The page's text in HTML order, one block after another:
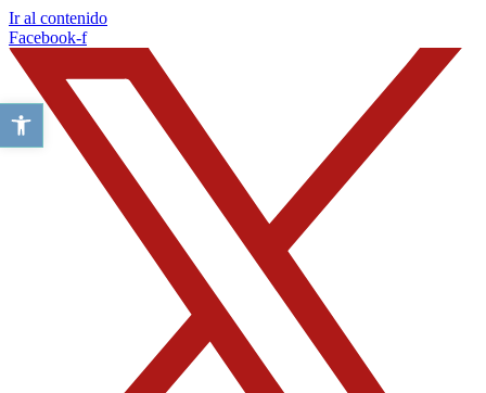
Ir al contenido
Facebook-f
Abrir barra de herramientas